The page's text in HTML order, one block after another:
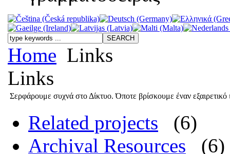
Home Links
Links
Σερφάρουμε συχνά στο Δίκτυο. Όποτε βρίσκουμε έναν
Related projects
(6)
Archival Resources
(6)